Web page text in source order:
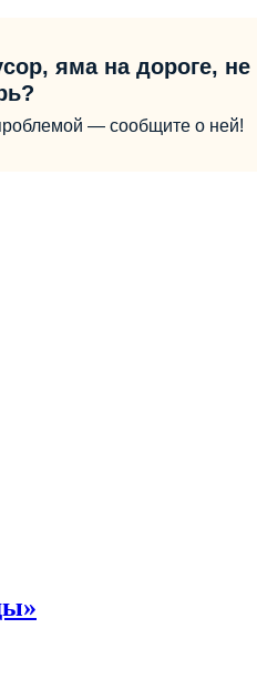
яма на дороге, не
— сообщите о ней!